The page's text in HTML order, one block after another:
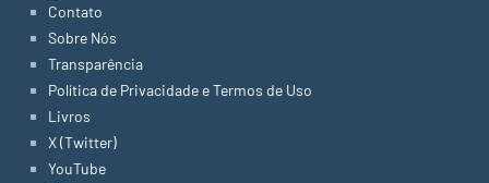
Contato
Sobre Nós
Transparência
Política de Privacidade e Termos de Uso
Livros
X (Twitter)
YouTube